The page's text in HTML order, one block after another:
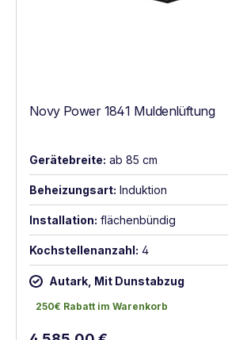
Novy Power 1841 Muldenlüftung
Gerätebreite: ab 85 cm
Beheizungsart: Induktion
Installation: flächenbündig
Kochstellenanzahl: 4
Autark, Mit Dunstabzug
250€ Rabatt im Warenkorb
250€ Rabatt im Warenkorb